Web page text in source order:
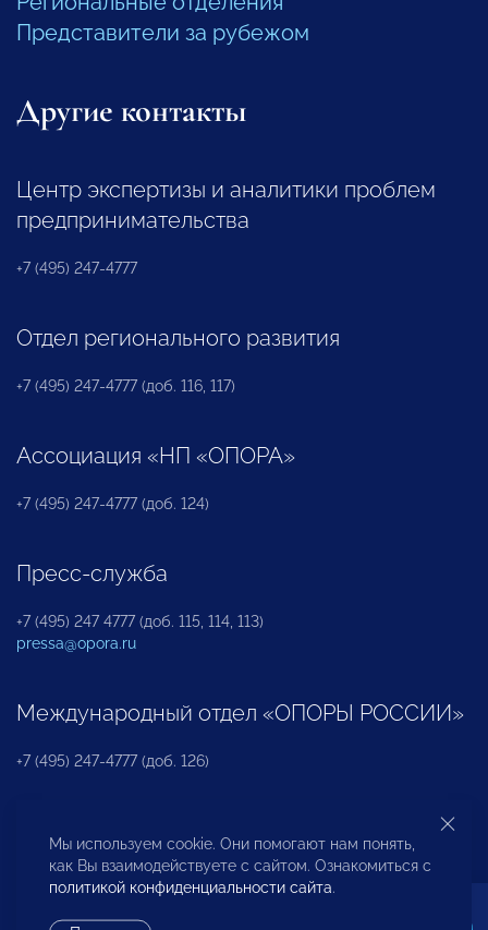
Представители за рубежом
Другие контакты
Центр экспертизы и аналитики проблем
предпринимательства
+7 (495) 247-4777
Отдел регионального развития
+7 (495) 247-4777 (доб. 116, 117)
Ассоциация «НП «ОПОРА»
+7 (495) 247-4777 (доб. 124)
Пресс-служба
+7 (495) 247 4777 (доб. 115, 114, 113)
pressa@opora.ru
Международный отдел «ОПОРЫ РОССИИ»
+7 (495) 247-4777 (доб. 126)
Бюро по защите прав предпринимателей и
инвесторов
Мы используем cookie. Они помогают нам понять,
как Вы взаимодействуете с сайтом. Ознакомиться с
политикой конфиденциальности сайта.